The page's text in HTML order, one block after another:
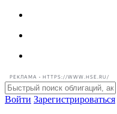
РЕКЛАМА • HTTPS://WWW.HSE.RU/
Войти Зарегистрироваться